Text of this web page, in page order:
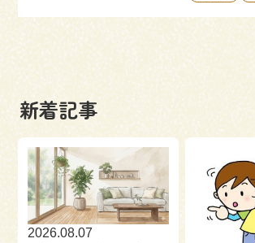
054-365-3838
来場予約
新着記事
2026.08.07